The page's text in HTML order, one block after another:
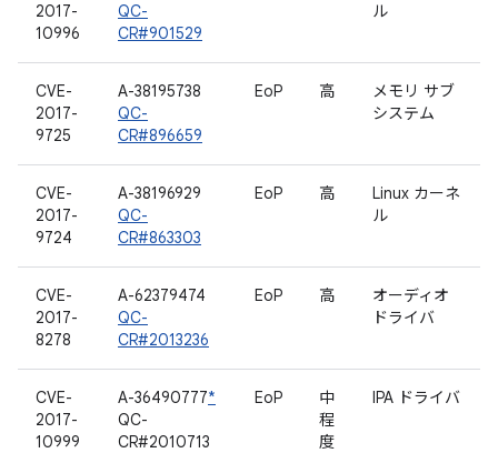
2017-
10996
QC-
CR#901529
ル
CVE-
2017-
9725
A-38195738
QC-
CR#896659
EoP 高
メモリ サブ
システム
CVE-
2017-
9724
A-38196929
QC-
CR#863303
EoP 高
Linux カーネ
ル
CVE-
2017-
8278
A-62379474
QC-
CR#2013236
EoP 高
オーディオ
ドライバ
CVE-
2017-
10999
A-36490777*
QC-
CR#2010713
EoP
中
程
度
IPA ドライバ